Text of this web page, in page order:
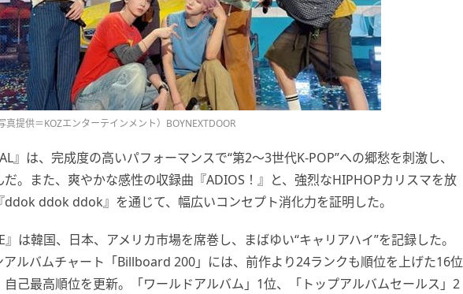
写真提供＝KOZエンターテインメント）BOYNEXTDOOR
』は、完成度の高いパフォーマンスで“第2～3世代K-POP”への郷愁を刺激し、
だ。また、爽やかな感性の収録曲『ADIOS！』と、強烈なHIPHOPカリスマを放
ddok ddok ddok』を通じて、幅広いコンセプト消化力を証明した。
は韓国、日本、アメリカ市場を席巻し、まばゆい“キャリアハイ”を記録した。
アルバムチャート「Billboard 200」には、前作より24ランクも順位を上げた16位
自己最高順位を更新。「ワールドアルバム」1位、「トップアルバムセールス」2